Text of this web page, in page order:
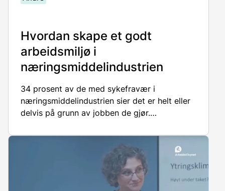
Hvordan skape et godt
arbeidsmiljø i
næringsmiddelindustrien
34 prosent av de med sykefravær i
næringsmiddelindustrien sier det er helt eller
delvis på grunn av jobben de gjør.
virksomheter.